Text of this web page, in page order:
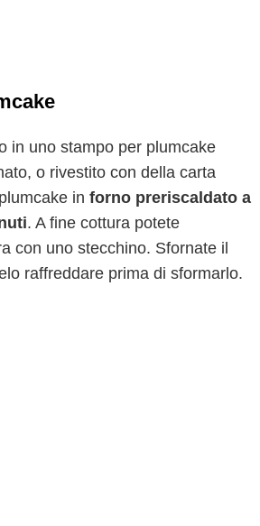
in uno stampo per plumcake
o rivestito con della carta
in forno preriscaldato a
. A fine cottura potete
con uno stecchino. Sfornate il
raffreddare prima di sformarlo.